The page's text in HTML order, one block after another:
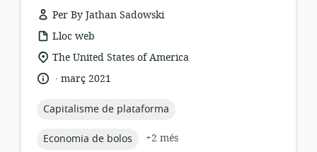
Per By Jathan Sadowski
format
dels
recursos:
Lloc web
ubicació
rellevant:
The United States of America
idioma:
.
data
publicació:
març 2021
topic:
Capitalisme de plataforma
topic:
Economia de bolos
+2 més